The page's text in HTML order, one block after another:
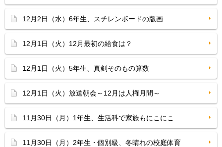
12月2日（水）6年生、スチレンボードの版画
12月1日（火）12月最初の給食は？
12月1日（火）5年生、真剣そのもの算数
12月1日（火）放送朝会～12月は人権月間～
11月30日（月）1年生、生活科で家族もにこにこ
11月30日（月）2年生・個別級、冬晴れの校庭体育